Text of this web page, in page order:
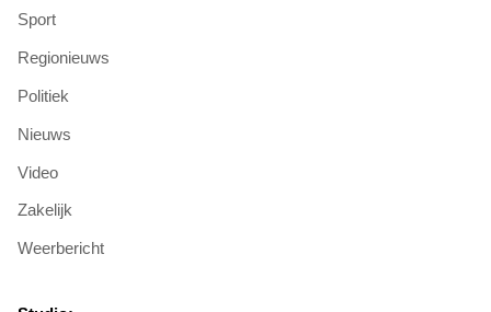
Sport
Regionieuws
Politiek
Nieuws
Video
Zakelijk
Weerbericht